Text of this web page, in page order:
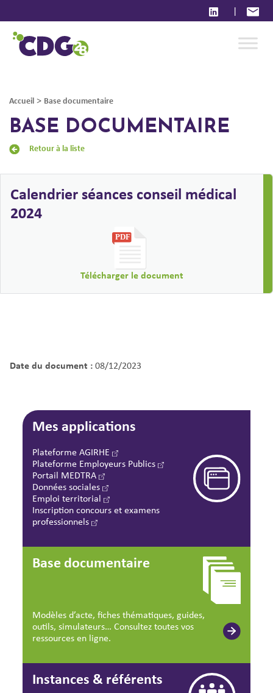
|
Accueil > Base documentaire
BASE DOCUMENTAIRE
Retour à la liste
Calendrier séances conseil médical
2024
Télécharger le document
Date du document :08/12/2023
Mes applications
Plateforme AGIRHE
Plateforme Employeurs Publics
Portail MEDTRA
Données sociales
Emploi territorial
Inscription concours et examens
professionnels
Base documentaire
Modèles d’acte, fiches thématiques, guides,
outils, simulateurs… Consultez toutes vos
ressources en ligne.
Instances & référents